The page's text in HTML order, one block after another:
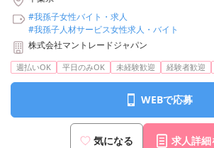
#我孫子女性バイト・求人
#我孫子人材サービス女性求人・バイト
株式会社マントレードジャパン
週払いOK 平日のみOK 未経験歓迎 経験者歓迎
WEBで応募
気になる 求人詳細